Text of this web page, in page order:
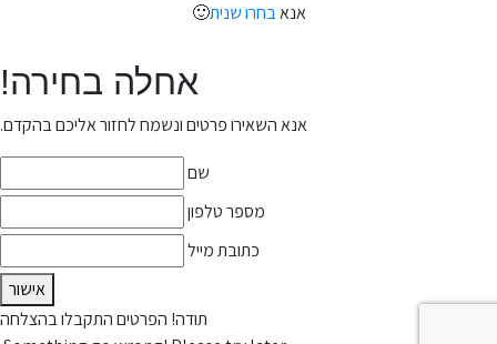
אנאבחרו שנית🙂
אחלה בחירה!
אנא השאירו פרטים ונשמח לחזור אליכם בהקדם.
שם
מספר טלפון
כתובת מייל
אישור
תודה! הפרטים התקבלו בהצלחה